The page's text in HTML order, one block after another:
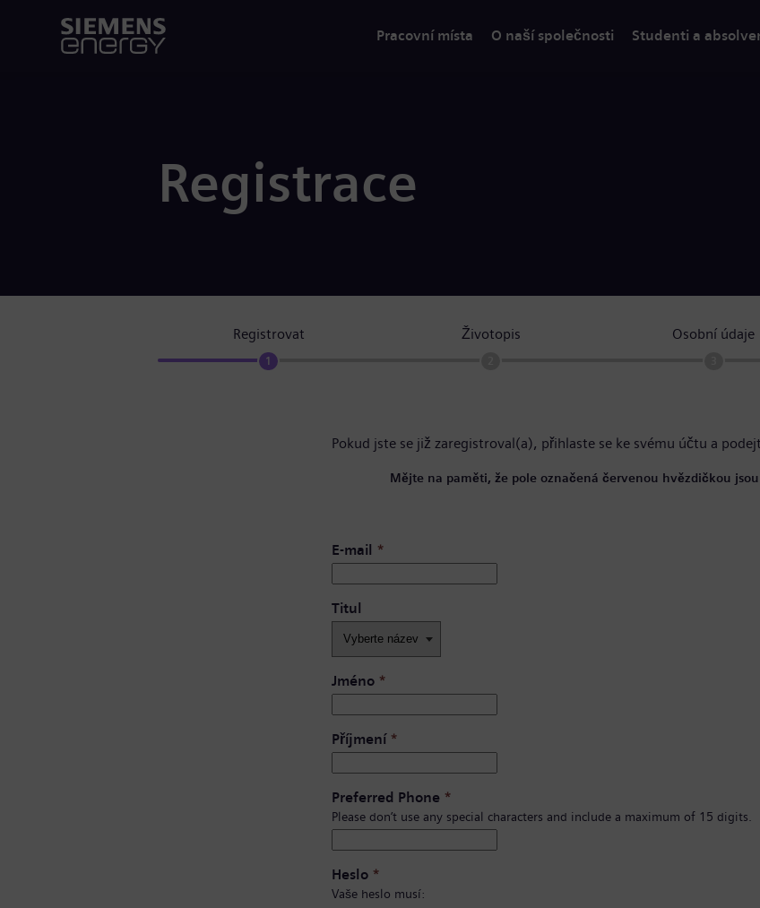
Pracovní místa O naší společnosti Studenti a
Registrace
Registrovat
1
Životopis Osobní údaje
Pokud jste se již zaregistroval(a), přihlaste se ke svému účtu a
Mějte na paměti, že pole označená červenou hvězdičkou
E-mail *
Titul
Jméno *
Příjmení*
Preferred Phone *
Please don’t use any special characters and include a maximum of 15 digits.
Heslo *
Vaše heslo musí: